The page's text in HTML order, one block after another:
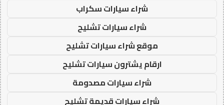
شراء سيارات سكراب
شراء سيارات تشليح
موقع شراء سيارات تشليح
ارقام يشترون سيارات تشليح
شراء سيارات مصدومة
شراء سيارات قديمة تشليح